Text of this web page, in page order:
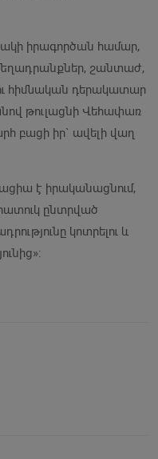
իրագործան համար,
շանտաժ,
հիմնական դերակատար
թուլացնի Վեհափառ
բացի իր` ավելի վաղ
է իրականացնում,
ընտրված
կոտրելու և